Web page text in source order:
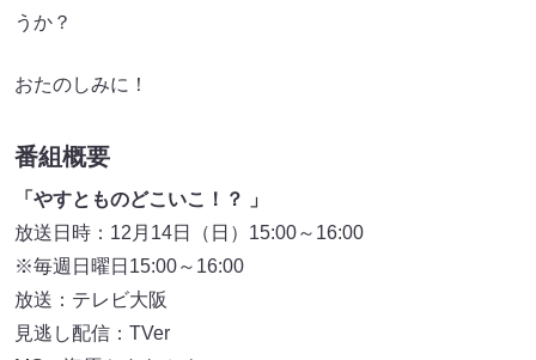
うか？
おたのしみに！
番組概要
「やすとものどこいこ！？ 」
放送日時：12月14日（日）15:00～16:00
※毎週日曜日15:00～16:00
放送：テレビ大阪
見逃し配信：TVer